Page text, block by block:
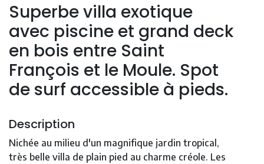
Superbe villa exotique
avec piscine et grand deck
en bois entre Saint
François et le Moule. Spot
de surf accessible à pieds.
Description
Nichée au milieu d'un magnifique jardin tropical,
très belle villa de plain pied au charme créole. Les